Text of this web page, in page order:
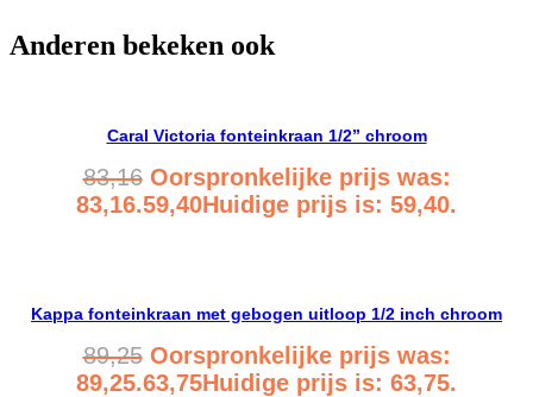
Anderen bekeken ook
Caral Victoria fonteinkraan 1/2” chroom
83,16 Oorspronkelijke prijs was:
83,16.59,40Huidige prijs is: 59,40.
Kappa fonteinkraan met gebogen uitloop 1/2 inch chroom
89,25 Oorspronkelijke prijs was:
89,25.63,75Huidige prijs is: 63,75.